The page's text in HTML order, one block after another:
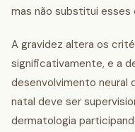
mas não substitui esses
A gravidez altera os
significativamente, e a
desenvolvimento neural
natal deve ser
dermatologia